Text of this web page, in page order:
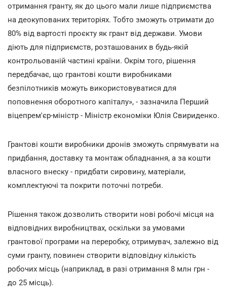
отримання гранту, як до цього мали лише підприємства
на деокупованих територіях. Тобто зможуть отримати до
80% від вартості проєкту як грант від держави. Умови
діють для підприємств, розташованих в будь-якій
контрольованій частині країни. Окрім того, рішення
передбачає, що грантові кошти виробниками
безпілотників можуть використовуватися для
поповнення оборотного капіталу», - зазначила Перший
віцепрем'єр-міністр - Міністр економіки Юлія Свириденко.
Грантові кошти виробники дронів зможуть спрямувати на
придбання, доставку та монтаж обладнання, а за кошти
власного внеску - придбати сировину, матеріали,
комплектуючі та покрити поточні потреби.
Рішення також дозволить створити нові робочі місця на
відповідних виробництвах, оскільки за умовами
грантової програми на переробку, отримувач, залежно від
суми гранту, повинен створити відповідну кількість
робочих місць (наприклад, в разі отримання 8 млн грн -
до 25 місць).